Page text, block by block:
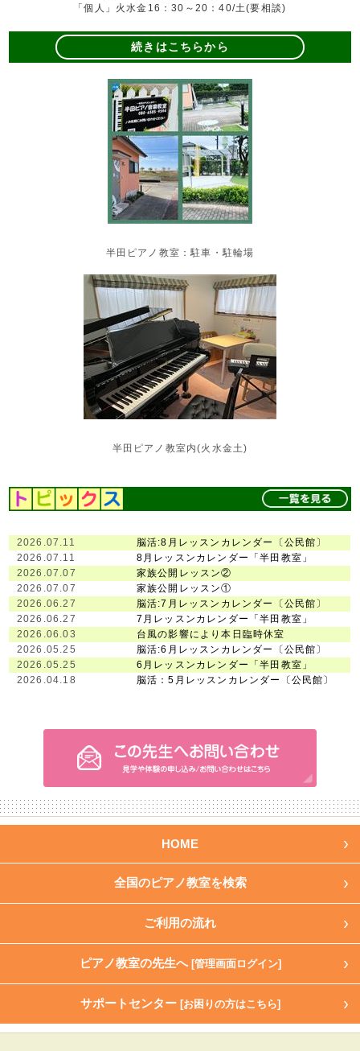
「個人」火水金16：30～20：40/土(要相談)
続きはこちらから
半田ピアノ教室：駐車・駐輪場
半田ピアノ教室内(火水金土)
2026.07.11
脳活:8月レッスンカレンダー〔公民館〕
2026.07.11
8月レッスンカレンダー「半田教室」
2026.07.07
家族公開レッスン②
2026.07.07
家族公開レッスン①
2026.06.27
脳活:7月レッスンカレンダー〔公民館〕
2026.06.27
7月レッスンカレンダー「半田教室」
2026.06.03
台風の影響により本日臨時休室
2026.05.25
脳活:6月レッスンカレンダー〔公民館〕
2026.05.25
6月レッスンカレンダー「半田教室」
2026.04.18
脳活：5月レッスンカレンダー〔公民館〕
HOME
全国のピアノ教室を検索
ご利用の流れ
ピアノ教室の先生へ [管理画面ログイン]
サポートセンター [お困りの方はこちら]